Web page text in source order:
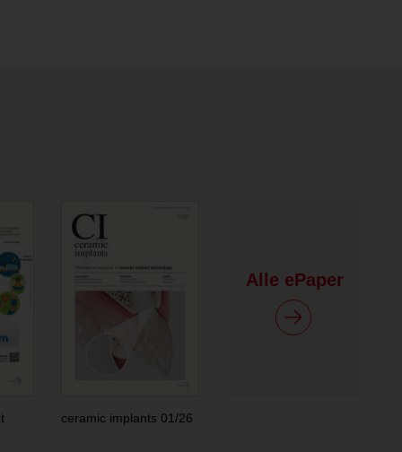
ceramic implants 01/26
Alle ePaper